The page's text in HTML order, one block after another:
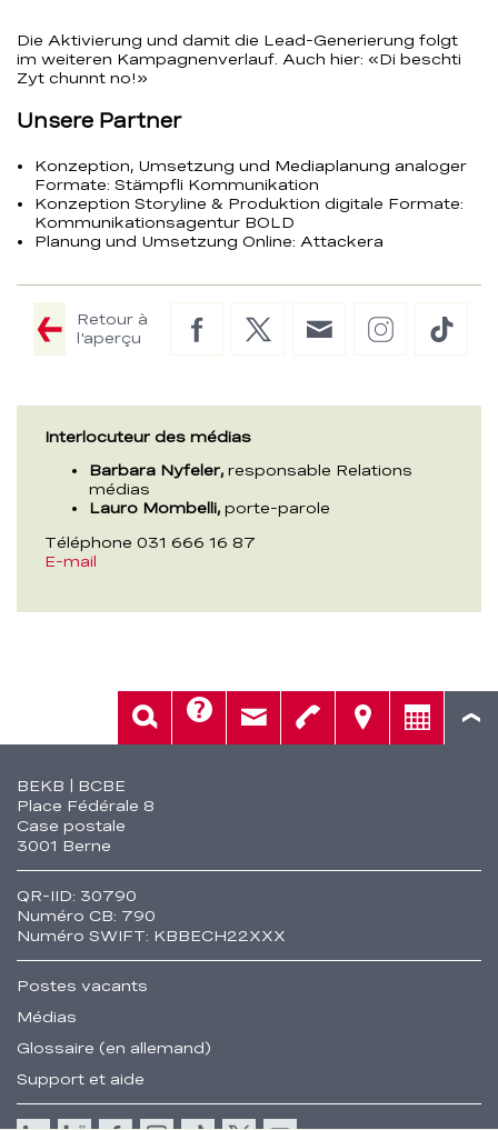
Interlocuteur des médias
Barbara Nyfeler, responsable Relations
médias
Lauro Mombelli, porte-parole
Téléphone 031 666 16 87
E-mail
Die Aktivierung und damit die Lead-Generierung folgt
im weiteren Kampagnenverlauf. Auch hier: «Di beschti
Zyt chunnt no!»
Unsere Partner
Konzeption, Umsetzung und Mediaplanung analoger
Formate: Stämpfli Kommunikation
Konzeption Storyline & Produktion digitale Formate:
Kommunikationsagentur BOLD
Planung und Umsetzung Online: Attackera
Retour à
l'aperçu
FacebookTwitter
E-
Instagram
Fusszeile
BEKB | BCBE
Place Fédérale 8
Case postale
3001 Berne
QR-IID: 30790
Numéro CB: 790
Numéro SWIFT: KBBECH22XXX
Postes vacants
Médias
Glossaire (en allemand)
Support et aide